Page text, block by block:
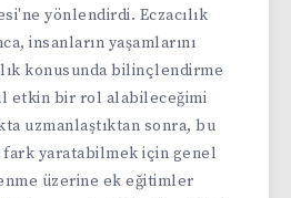
yönlendirdi. Eczacılık
insanların yaşamlarını
konusunda bilinçlendirme
etkin bir rol alabileceğimi
uzmanlaştıktan sonra, bu
yaratabilmek için genel
üzerine ek eğitimler